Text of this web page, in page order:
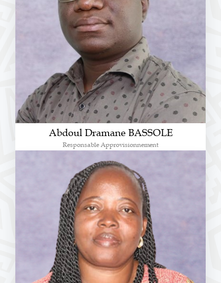
Abdoul Dramane BASSOLE
Responsable Approvisionnement